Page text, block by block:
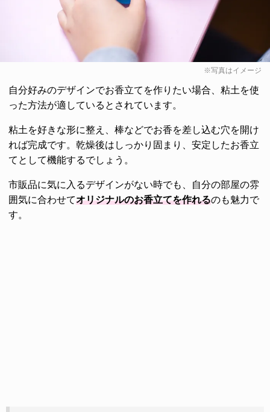
※写真はイメージ
自分好みのデザインでお香立てを作りたい場合、粘土を使
った方法が適しているとされています。
粘土を好きな形に整え、棒などでお香を差し込む穴を開け
れば完成です。乾燥後はしっかり固まり、安定したお香立
てとして機能するでしょう。
市販品に気に入るデザインがない時でも、自分の部屋の雰
囲気に合わせてオリジナルのお香立てを作れるのも魅力で
す。